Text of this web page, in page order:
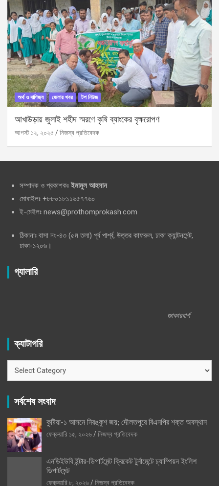
অর্থ ও বাণিজ্য জেলার খবর টপ নিউজ
আখাউড়ায় জুলাই শহীদ স্মরণে কৃষি ব্যাংকের বৃক্ষরোপণ
আগস্ট ১২, ২০২৫ নিজস্ব প্রতিবেদক
সম্পাদক ও প্রকাশকঃ ইমামুল আহসান
মোবাইলঃ +৮৮০১৮১১৬৫৭৭৬০
ই-মেইলঃ news@prothomprokash.com
ঠিকানাঃ বাসা নং-৪৩ (৫ম তলা) পূর্ব পার্শ্ব, উত্তর কাফরুল, ঢাকা ক্যান্টনমেন্ট,
ঢাকা-১২০৬।
গ্যালারি
জাকারবার্গ
ক্যাটাগরি
সর্বশেষ সংবাদ
কুষ্টিয়া-১ আসনে নিরঙ্কুশ জয়; দৌলতপুরে বিএনপির শক্ত অবস্থান
ফেব্রুয়ারি ১৫, ২০২৬
নিজস্ব প্রতিবেদক
এনডিইউবি ইন্টার-ডিপার্টমেন্ট ক্রিকেট টুর্নামেন্টে চ্যাম্পিয়ন ইংলিশ
ডিপার্টমেন্ট
ফেব্রুয়ারি ৮, ২০২৬
নিজস্ব প্রতিবেদক